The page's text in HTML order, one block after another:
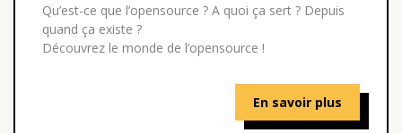
Qu’est-ce que l’opensource ? A quoi ça sert ? Depuis
quand ça existe ?
Découvrez le monde de l’opensource !
En savoir plus